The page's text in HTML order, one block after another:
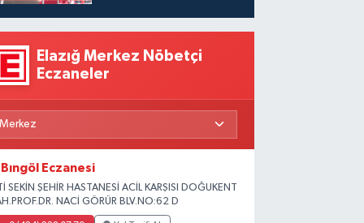
Elazığ Merkez Nöbetçi
Eczaneler
Bıngöl Eczanesi
SEKİN ŞEHİR HASTANESİ ACİL KARŞISI DOĞUKENT
NACİ GÖRÜR BLV.NO:62 D